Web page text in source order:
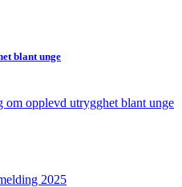
blant unge
opplevd utrygghet blant unge
2025